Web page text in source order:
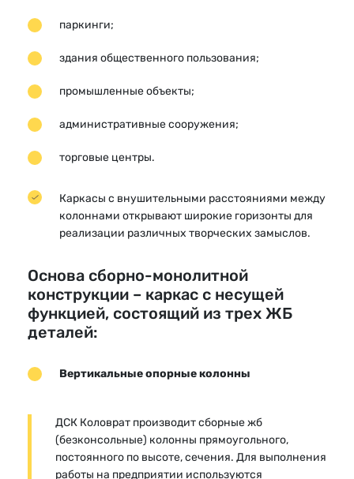
паркинги;
здания общественного пользования;
промышленные объекты;
административные сооружения;
торговые центры.
Каркасы с внушительными расстояниями между
колоннами открывают широкие горизонты для
реализации различных творческих замыслов.
Основа сборно-монолитной
конструкции – каркас с несущей
функцией, состоящий из трех ЖБ
деталей:
Вертикальные опорные колонны
ДСК Коловрат производит сборные жб
(безконсольные) колонны прямоугольного,
постоянного по высоте, сечения. Для выполнения
работы на предприятии используются